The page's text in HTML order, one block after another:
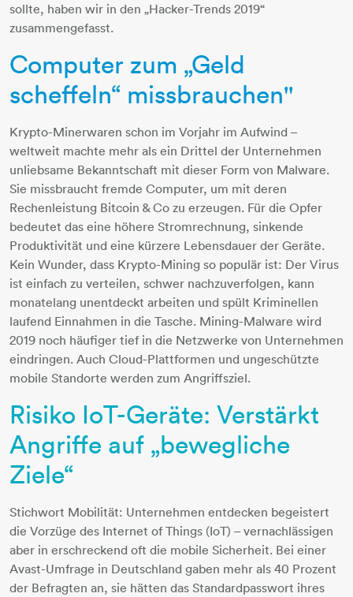
sollte, haben wir in den „Hacker-Trends 2019“
zusammengefasst.
Computer zum „Geld
scheffeln“ missbrauchen''
Krypto-Minerwaren schon im Vorjahr im Aufwind –
weltweit machte mehr als ein Drittel der Unternehmen
unliebsame Bekanntschaft mit dieser Form von Malware.
Sie missbraucht fremde Computer, um mit deren
Rechenleistung Bitcoin & Co zu erzeugen. Für die Opfer
bedeutet das eine höhere Stromrechnung, sinkende
Produktivität und eine kürzere Lebensdauer der Geräte.
Kein Wunder, dass Krypto-Mining so populär ist: Der Virus
ist einfach zu verteilen, schwer nachzuverfolgen, kann
monatelang unentdeckt arbeiten und spült Kriminellen
laufend Einnahmen in die Tasche. Mining-Malware wird
2019 noch häufiger tief in die Netzwerke von Unternehmen
eindringen. Auch Cloud-Plattformen und ungeschützte
mobile Standorte werden zum Angriffsziel.
Risiko IoT-Geräte: Verstärkt
Angriffe auf „bewegliche
Ziele“
Stichwort Mobilität: Unternehmen entdecken begeistert
die Vorzüge des Internet of Things (IoT) – vernachlässigen
aber in erschreckend oft die mobile Sicherheit. Bei einer
Avast-Umfrage in Deutschland gaben mehr als 40 Prozent
der Befragten an, sie hätten das Standardpasswort ihres